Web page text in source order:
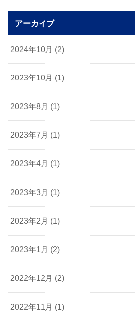
アーカイブ
2024年10月 (2)
2023年10月 (1)
2023年8月 (1)
2023年7月 (1)
2023年4月 (1)
2023年3月 (1)
2023年2月 (1)
2023年1月 (2)
2022年12月 (2)
2022年11月 (1)